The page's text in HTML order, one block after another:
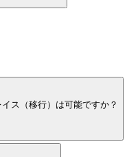
ス（移行）は可能ですか？